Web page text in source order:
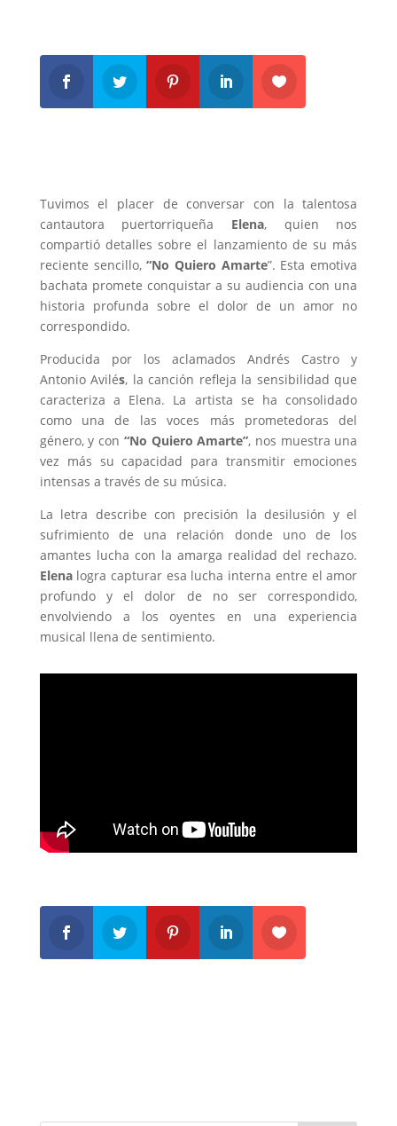
Tuvimos el placer de conversar con la talentosa
cantautora puertorriqueña Elena, quien nos
compartió detalles sobre el lanzamiento de su más
reciente sencillo,“No Quiero Amarte”. Esta emotiva
bachata promete conquistar a su audiencia con una
historia profunda sobre el dolor de un amor no
correspondido.
Producida por los aclamados Andrés Castro y
Antonio Avilés, la canción refleja la sensibilidad que
caracteriza a Elena. La artista se ha consolidado
como una de las voces más prometedoras del
género, y con “No Quiero Amarte”, nos muestra una
vez más su capacidad para transmitir emociones
intensas a través de su música.
La letra describe con precisión la desilusión y el
sufrimiento de una relación donde uno de los
amantes lucha con la amarga realidad del rechazo.
Elenalogra capturar esa lucha interna entre el amor
profundo y el dolor de no ser correspondido,
envolviendo a los oyentes en una experiencia
musical llena de sentimiento.